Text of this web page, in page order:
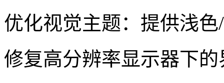
优化视觉主题：提供浅
修复高分辨率显示器下